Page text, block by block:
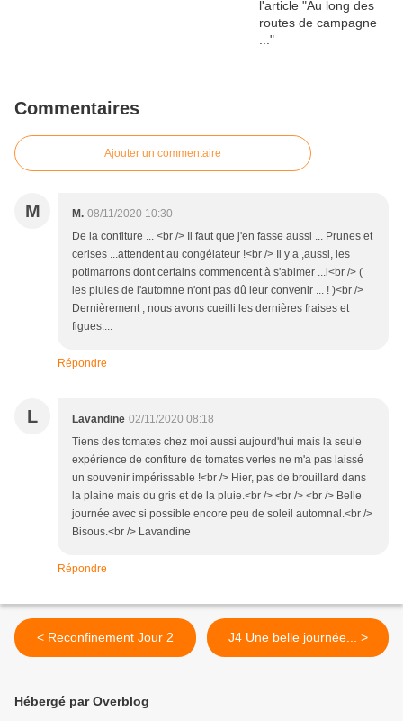
Commentaires
Ajouter un commentaire
M M. 08/11/2020 10:30
De la confiture ... <br /> Il faut que j'en fasse aussi ... Prunes et
cerises ...attendent au congélateur !<br /> Il y a ,aussi, les
potimarrons dont certains commencent à s'abimer ...l<br /> (
les pluies de l'automne n'ont pas dû leur convenir ... ! )<br />
Dernièrement , nous avons cueilli les dernières fraises et
figues....
Répondre
L Lavandine 02/11/2020 08:18
Tiens des tomates chez moi aussi aujourd'hui mais la seule
expérience de confiture de tomates vertes ne m'a pas laissé
un souvenir impérissable !<br /> Hier, pas de brouillard dans
la plaine mais du gris et de la pluie.<br /> <br /> <br /> Belle
journée avec si possible encore peu de soleil automnal.<br />
Bisous.<br /> Lavandine
Répondre
< Reconfinement Jour 2 J4 Une belle journée... >
Hébergé par Overblog